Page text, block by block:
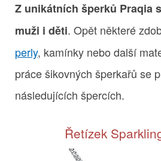
Z unikátních šperků Praqia
muži i děti. Opět některé
perly, kamínky nebo další
práce šikovných šperkařů se
následujících špercích.
Řetízek